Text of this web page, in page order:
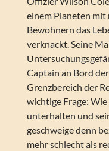
einem Planeten
Bewohnern das
verknackt. Seine
Captain an Bord der
Grenzbereich der
wichtige Frage:
unterhalten und
geschweige denn
mehr schlecht als